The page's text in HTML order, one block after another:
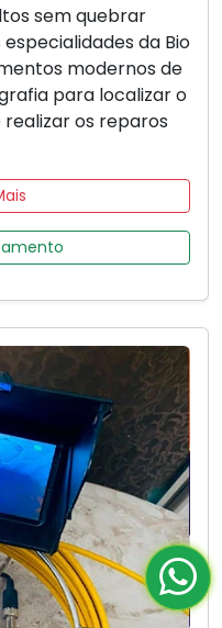
sem quebrar
da Bio
modernos de
para localizar o
os reparos